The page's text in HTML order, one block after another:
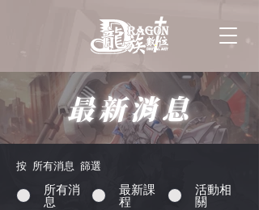
最新消息
按 所有消息 篩選
所有消
息
最新課
程
活動相
關